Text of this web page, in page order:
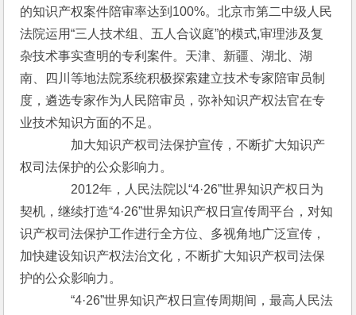
的知识产权案件陪审率达到100%。北京市第二中级人民
法院运用“三人技术组、五人合议庭”的模式,审理涉及复
杂技术事实查明的专利案件。天津、新疆、湖北、湖
南、四川等地法院系统积极探索建立技术专家陪审员制
度，遴选专家作为人民陪审员，弥补知识产权法官在专
业技术知识方面的不足。
加大知识产权司法保护宣传，不断扩大知识产
权司法保护的公众影响力。
2012年，人民法院以“4·26”世界知识产权日为
契机，继续打造“4·26”世界知识产权日宣传周平台，对知
识产权司法保护工作进行全方位、多视角地广泛宣传，
加快建设知识产权法治文化，不断扩大知识产权司法保
护的公众影响力。
“4·26”世界知识产权日宣传周期间，最高人民法